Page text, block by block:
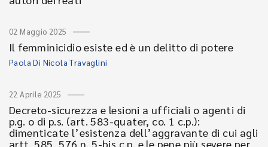
02 Maggio 2025
Il femminicidio esiste ed è un delitto di potere
Paola Di Nicola Travaglini
22 Aprile 2025
Decreto-sicurezza e lesioni a ufficiali o agenti di
p.g. o di p.s. (art. 583-quater, co. 1 c.p.):
dimenticate l’esistenza dell’aggravante di cui agli
artt. 585, 576 n. 5-bis c.p. e le pene più severe per